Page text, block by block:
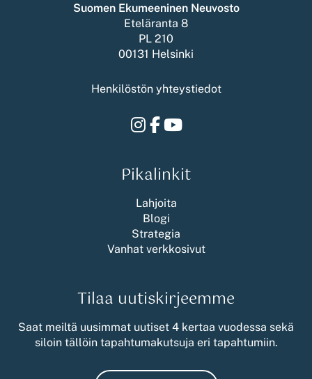
Suomen Ekumeeninen Neuvosto
Eteläranta 8
PL 210
00131 Helsinki
Henkilöstön yhteystiedot
Instagram
Facebook
Youtube
Pikalinkit
Lahjoita
Blogi
Strategia
Vanhat verkkosivut
Tilaa uutiskirjeemme
Saat meiltä uusimmat uutiset 4 kertaa vuodessa sekä
siloin tällöin tapahtumakutsuja eri tapahtumiin.